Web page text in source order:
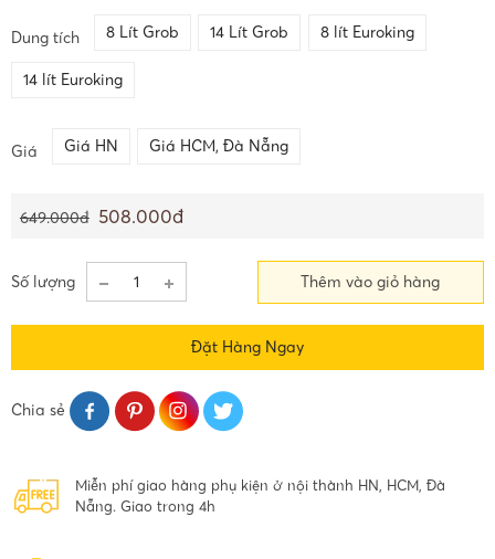
Dung tích 8 Lít Grob 14 Lít Grob 8 lít Euroking
14 lít Euroking
Giá Giá HN Giá HCM, Đà Nẵng
649.000đ 508.000đ
Số lượng Thêm vào giỏ hàng
Đặt Hàng Ngay
Chia sẻ
Miễn phí giao hàng phụ kiện ở nội thành HN, HCM, Đà
Nẵng. Giao trong 4h